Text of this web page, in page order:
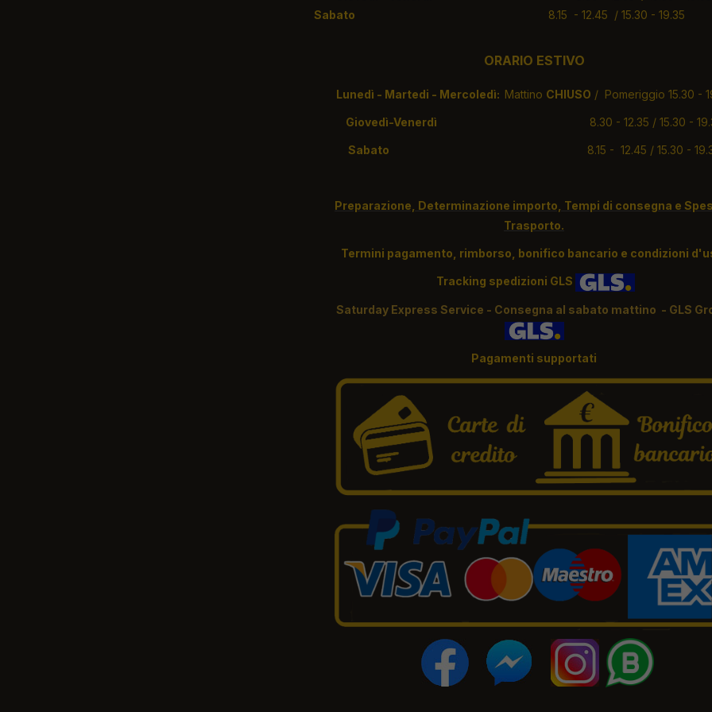
Sabato 8.15 - 12.45 / 15.30 - 19.35
ORARIO ESTIVO
Lunedì - Martedi - Mercoledì: Mattino CHIUSO / Pomeriggio 15.30 -
Giovedì-Venerdì 8.30 - 12.35 / 15.30 -
Sabato 8.15 - 12.45 / 15.30 -
Preparazione, Determinazione importo, Tempi di consegna e
Trasporto.
Termini pagamento, rimborso, bonifico bancario e condizioni
Tracking spedizioni GLS
Saturday Express Service - Consegna al sabato mattino - GLS
Pagamenti supportati